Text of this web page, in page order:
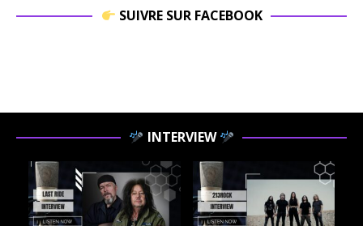
SUIVRE SUR FACEBOOK
INTERVIEW